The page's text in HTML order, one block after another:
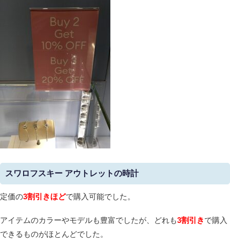
スワロフスキー アウトレットの時計
定価の3割引きほどで購入可能でした。
アイテムのカラーやモデルも豊富でしたが、どれも3割引きで購入
できるものがほとんどでした。